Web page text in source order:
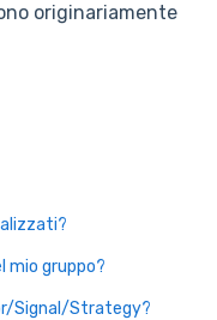
originariamente
mio gruppo?
Signal/Strategy?